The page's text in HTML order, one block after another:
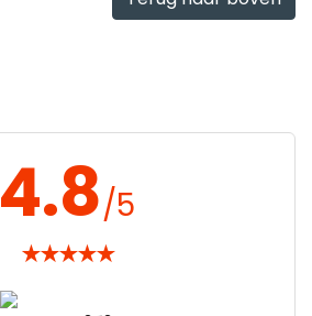
4.8/5
★★★★★